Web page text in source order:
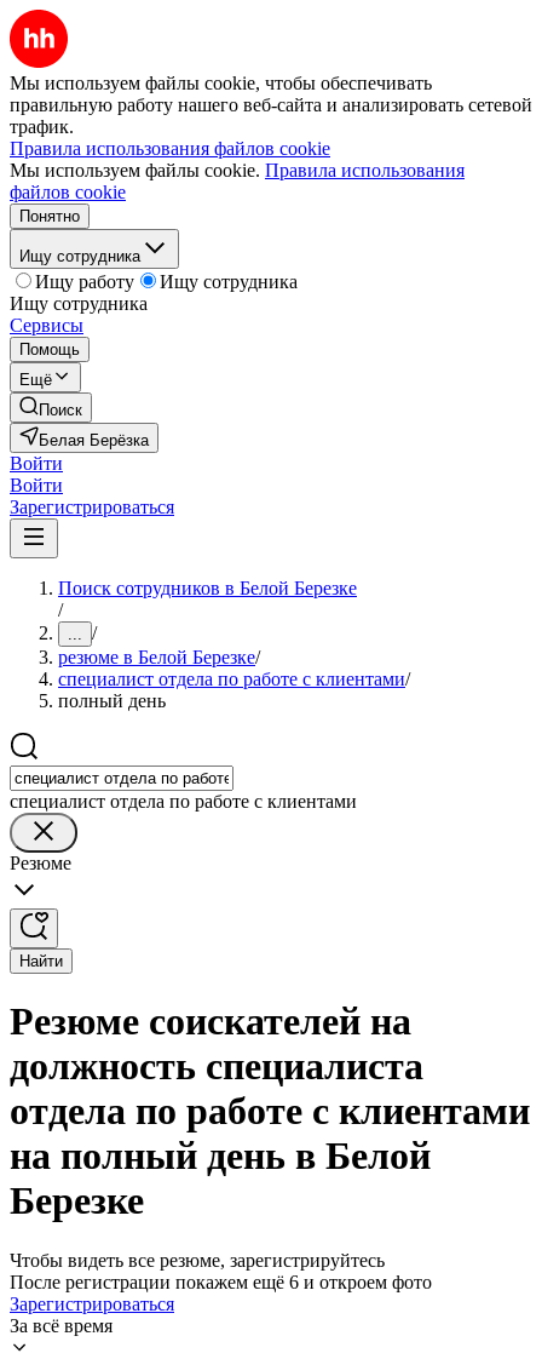
Мы используем файлы cookie, чтобы обеспечивать
правильную работу нашего веб-сайта и анализировать сетевой
трафик.
Правила использования файлов cookie
Мы используем файлы cookie. Правила использования
файлов cookie
Понятно
Ищу сотрудника
Ищу работу
Ищу сотрудника
Ищу сотрудника
Сервисы
Помощь
Ещё
Поиск
Белая Берёзка
Войти
Войти
Зарегистрироваться
Поиск сотрудников в Белой Березке
/
... /
резюме в Белой Березке/
специалист отдела по работе с клиентами/
полный день
специалист отдела по работе с клиентами
Резюме
Найти
Резюме соискателей на
должность специалиста
отдела по работе с клиентами
на полный день в Белой
Березке
Чтобы видеть все резюме, зарегистрируйтесь
После регистрации покажем ещё 6 и откроем фото
Зарегистрироваться
За всё время